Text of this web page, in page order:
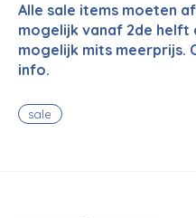
Alle sale items moeten
mogelijk vanaf 2de helft
mogelijk mits meerprijs.
info.
sale